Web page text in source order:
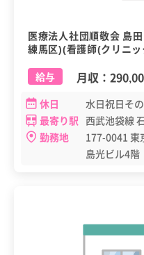
医療法人社団順敬会 島
練馬区)(看護師(クリニ
給与
月収：
休日
水日祝日そ
最寄り駅 西武池袋線
勤務地
177-0041 東
島光ビル4階